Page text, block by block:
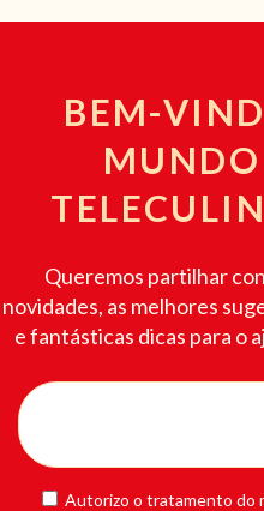
BEM-
Queremos partilhar
novidades, as melhores
e fantásticas dicas para o
Autorizo o tratamento do